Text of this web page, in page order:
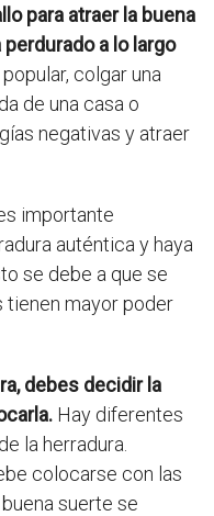
para atraer la buena
a lo largo
colgar una
de una casa o
negativas y atraer
importante
auténtica y haya
se debe a que se
tienen mayor poder
debes decidir la
Hay diferentes
la herradura.
colocarse con las
suerte se